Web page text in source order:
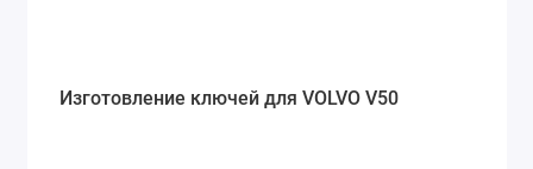
Изготовление ключей для VOLVO V50